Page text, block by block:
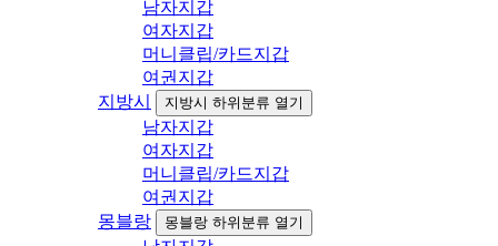
남자지갑
여자지갑
머니클립/카드지갑
여권지갑
지방시
지방시 하위분류 열기
남자지갑
여자지갑
머니클립/카드지갑
여권지갑
몽블랑
몽블랑 하위분류 열기